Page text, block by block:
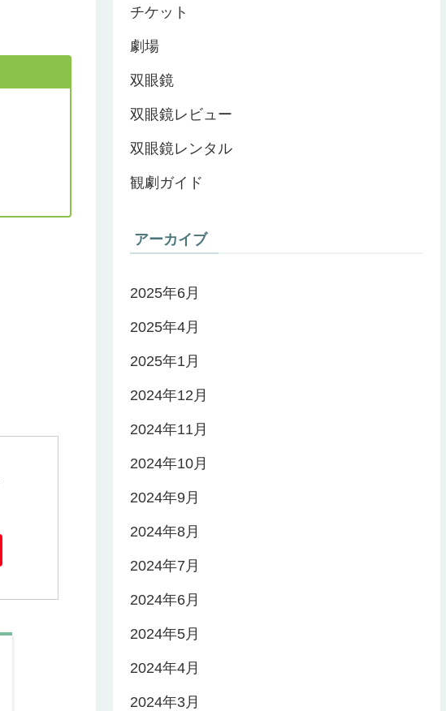
チケット
劇場
双眼鏡
双眼鏡レビュー
双眼鏡レンタル
観劇ガイド
アーカイブ
2025年6月
2025年4月
2025年1月
2024年12月
2024年11月
2024年10月
2024年9月
2024年8月
2024年7月
2024年6月
2024年5月
2024年4月
2024年3月